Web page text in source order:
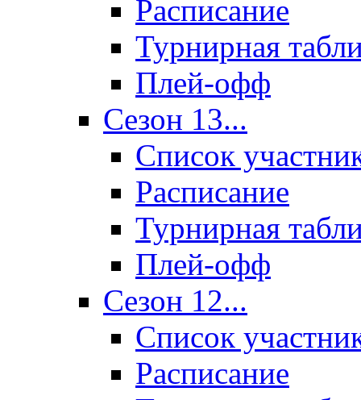
Расписание
Турнирная
Плей-офф
Сезон 13...
Список
Расписание
Турнирная
Плей-офф
Сезон 12...
Список
Расписание